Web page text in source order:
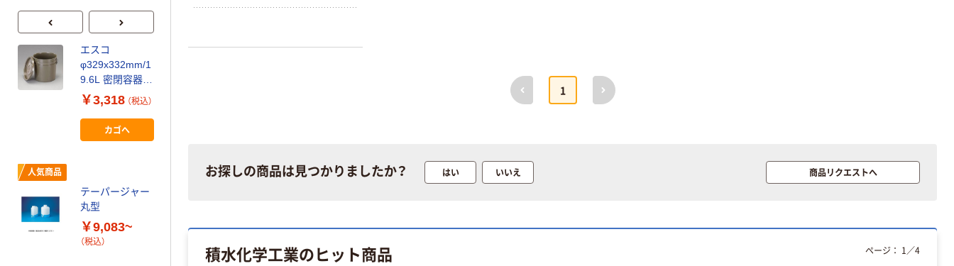
前へ
1
次へ
お探しの商品は見つかりましたか？ はい いいえ 商品リクエストへ
積水化学工業のヒット商品 ページ： 1 ／4
エスコ
φ329x332mm/1
9.6L 密閉容器
(ポリエチレン
製/OD)
EA508AB-21 1
個（直送品）
￥3,318 （税込）
カゴへ
人気商品
テーパージャー
丸型
￥9,083~
（税込）
瑞穂化成工業 瑞
人気商品
￥9,083~